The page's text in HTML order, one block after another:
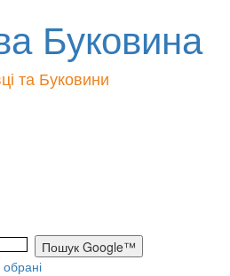
Буковина
та Буковини